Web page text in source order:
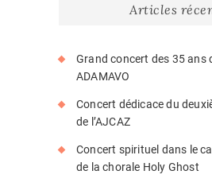
Articles
Grand concert des 35 ans
ADAMAVO
Concert dédicace du
de l’AJCAZ
Concert spirituel dans le
de la chorale Holy Ghost